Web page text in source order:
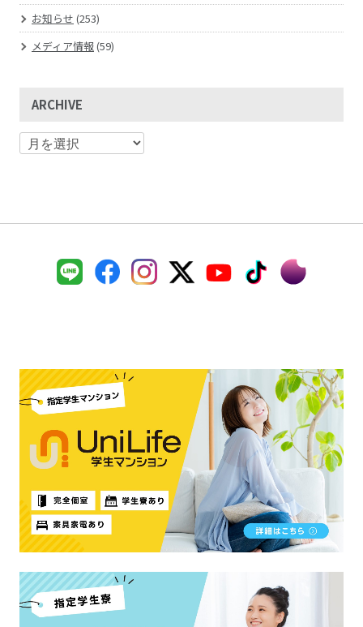
お知らせ (253)
メディア情報(59)
ARCHIVE